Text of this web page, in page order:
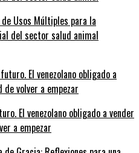
de Usos Múltiples para la
del sector salud animal
El venezolano obligado a vender
a empezar